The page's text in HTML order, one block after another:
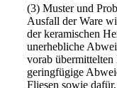
(3) Muster und
Ausfall der Ware
der keramischen
unerhebliche
vorab
geringfügige
Fliesen sowie